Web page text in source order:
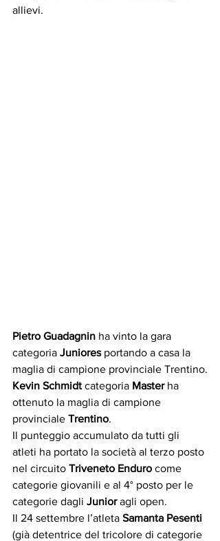
allievi.
Pietro Guadagnin ha vinto la gara
categoria Juniores portando a casa la
maglia di campione provinciale Trentino.
Kevin Schmidt categoria Master ha
ottenuto la maglia di campione
provinciale Trentino.
Il punteggio accumulato da tutti gli
atleti ha portato la società al terzo posto
nel circuito Triveneto Enduro come
categorie giovanili e al 4° posto per le
categorie dagli Junior agli open.
Il 24 settembre l’atleta Samanta Pesenti
(già detentrice del tricolore di categorie